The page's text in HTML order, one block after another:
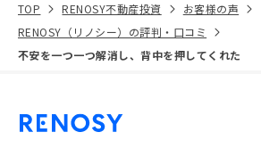
TOP RENOSY不動産投資
お客様の声
RENOSY（リノシー）の評判・口コミ
不安を一つ一つ解消し、背中を押してくれた